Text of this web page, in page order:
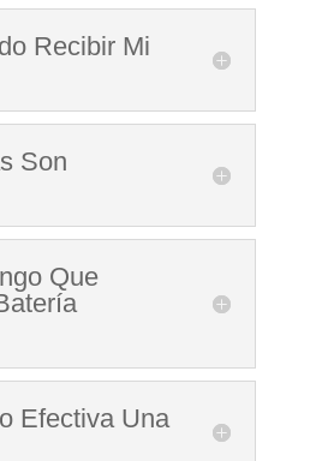
Recibir Mi
Son
Que
Efectiva Una